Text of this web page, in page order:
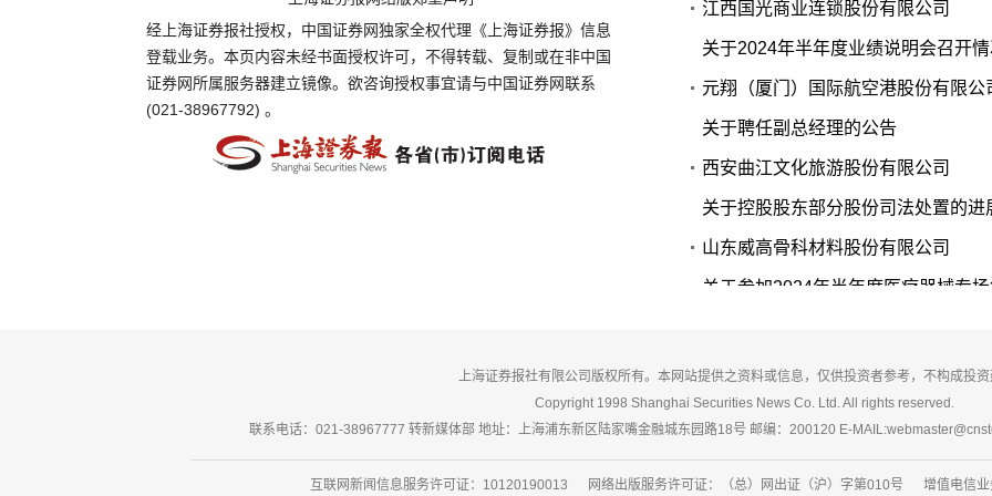
经上海证券报社授权，中国证券网独家全权代理《上海证券报》信息
登载业务。本页内容未经书面授权许可，不得转载、复制或在非中国
证券网所属服务器建立镜像。欲咨询授权事宜请与中国证券网联系
(021-38967792) 。
江西国光商业连锁股份有限公司
关于2024年半年度业绩说明会召开
元翔（厦门）国际航空港股份有限公
关于聘任副总经理的公告
西安曲江文化旅游股份有限公司
关于控股股东部分股份司法处置的进
山东威高骨科材料股份有限公司
关于参加2024年半年度医疗器械专
宏润建设集团股份有限公司
关于股东所持公司部分股份质押及解
上海证券报社有限公司版权所有。本网站提供之资料或信息，仅供投资者参考，不构成投
Copyright 1998 Shanghai Securities News Co. Ltd. All rights reserved.
联系电话：021-38967777 转新媒体部 地址：上海浦东新区陆家嘴金融城东园路18号 邮编：200120 E-
互联网新闻信息服务许可证：10120190013 网络出版服务许可证：（总）网出证（沪）字第010号 增值电信业